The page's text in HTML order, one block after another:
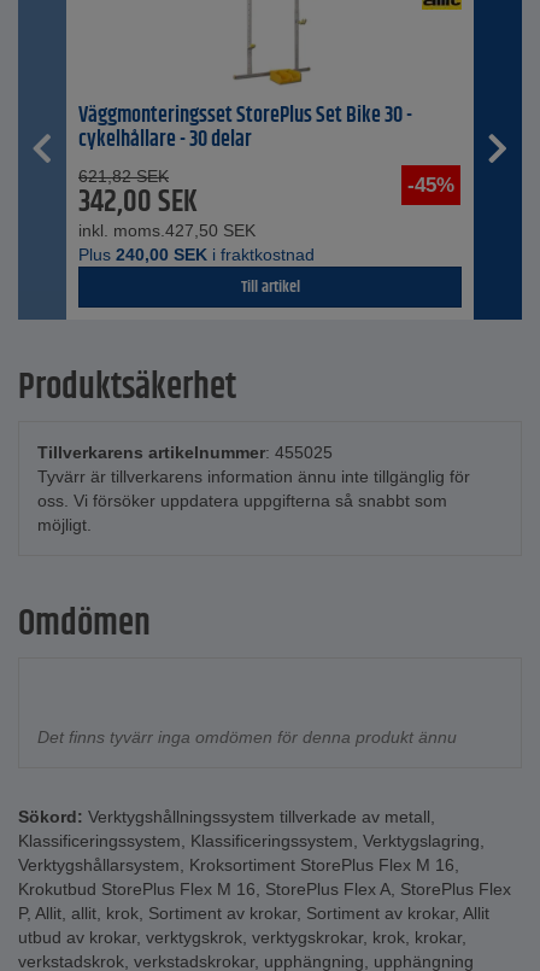
Väggmonteringsset StorePlus Set Bike 30 -
cykelhållare - 30 delar
-45%
621,82 SEK
342,00SEK
inkl. moms.427,50 SEK
Plus 240,00 SEK i fraktkostnad
Till artikel
Produktsäkerhet
Tillverkarens artikelnummer: 455025
Tyvärr är tillverkarens information ännu inte tillgänglig för
oss. Vi försöker uppdatera uppgifterna så snabbt som
möjligt.
Omdömen
Det finns tyvärr inga omdömen för denna produkt ännu
Sökord: Verktygshållningssystem tillverkade av metall,
Klassificeringssystem, Klassificeringssystem, Verktygslagring,
Verktygshållarsystem, Kroksortiment StorePlus Flex M 16,
Krokutbud StorePlus Flex M 16, StorePlus Flex A, StorePlus Flex
P, Allit, allit, krok, Sortiment av krokar, Sortiment av krokar, Allit
utbud av krokar, verktygskrok, verktygskrokar, krok, krokar,
verkstadskrok, verkstadskrokar, upphängning, upphängning